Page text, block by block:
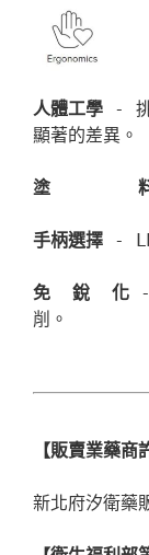
人體工學 - 挑
顯著的差異。
塗
手柄選擇 -
免  銳  化
削。
【販賣業藥商
新北府汐衛